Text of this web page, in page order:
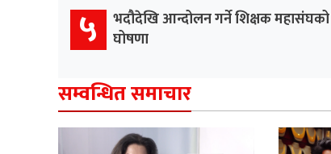
५ भदौदेखि आन्दोलन गर्ने शिक्षक महासंघको
घोषणा
सम्वन्धित समाचार